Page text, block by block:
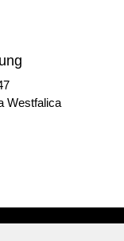
Westfalica